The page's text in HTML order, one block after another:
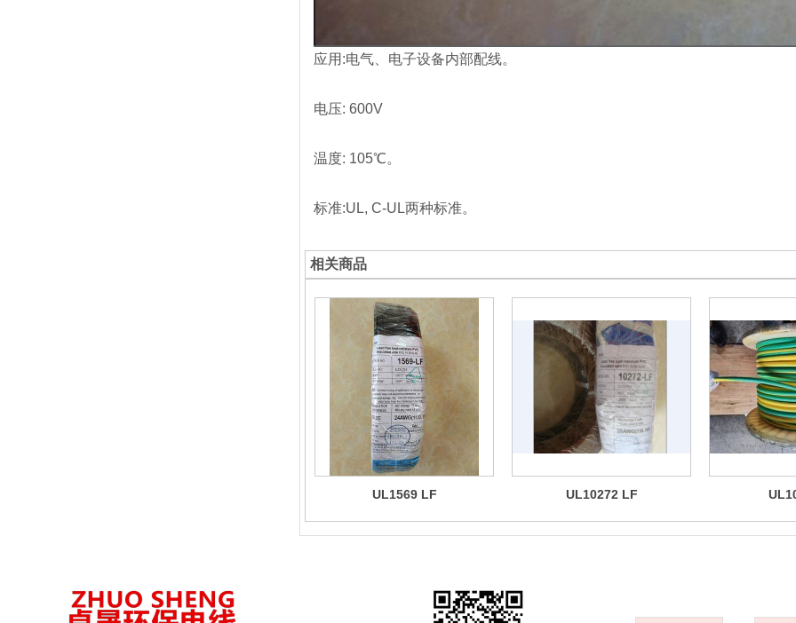
应用:电气、电子设备内部配线。
电压: 600V
温度: 105℃。
标准:UL, C-UL两种标准。
相关商品
UL1569 LF UL10272 LF